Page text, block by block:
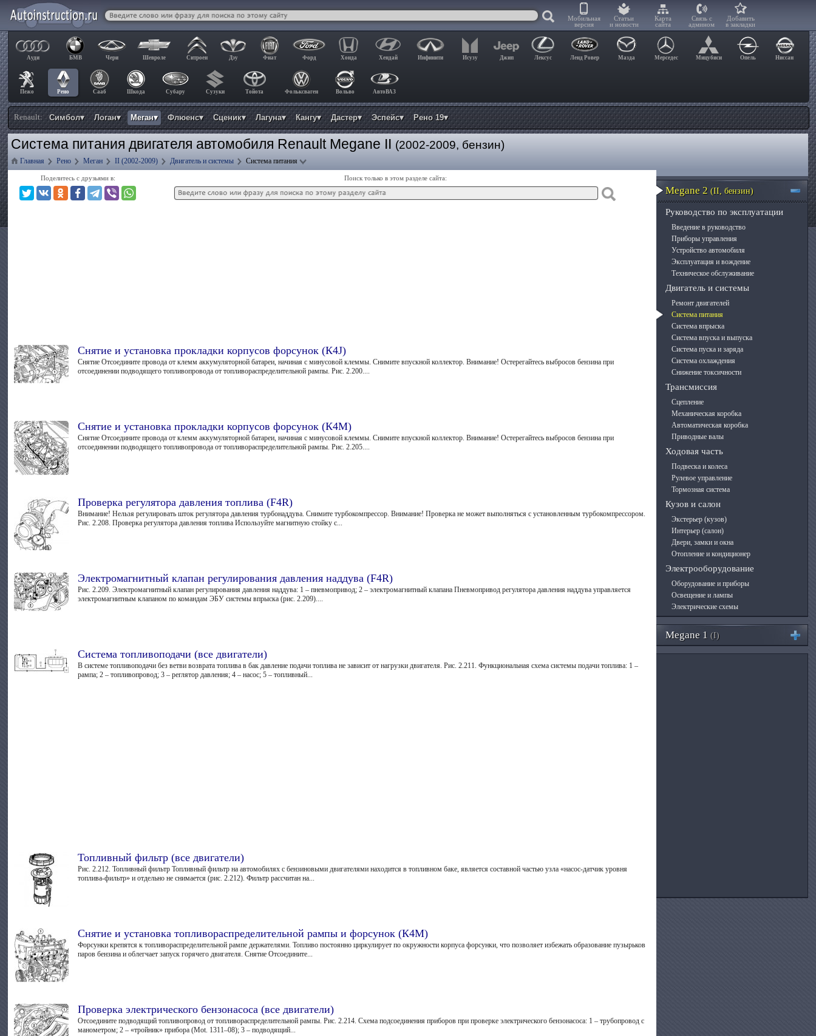
Мобильная
версия
Статьи
и новости
Карта
сайта
Связь с
админом
Добавить
в закладки
Ауди БМВ Чери Шевроле Ситроен Дэу Фиат Форд Хонда Хендай Инфинити Исузу Джип Лексус Ленд Ровер Мазда Мерседес Мицубиси Опель Ниссан
Пежо Рено Сааб Шкода Субару Сузуки Тойота Фольксваген Вольво АвтоВАЗ
Renault: Симбол▾ Логан▾ Меган▾ Флюенс▾ Сценик▾ Лагуна▾ Кангу▾ Дастер▾ Эспейс▾ Рено 19▾
Система питания двигателя автомобиля Renault Megane II (2002-2009, бензин)
Главная Рено Меган II (2002-2009) Двигатель и системы Система питания
Поделитесь с друзьями в: Поиск только в этом разделе сайта:
Снятие и установка прокладки корпусов форсунок (К4J)
Снятие Отсоедините провода от клемм аккумуляторной батареи, начиная с минусовой клеммы. Снимите впускной коллектор. Внимание! Остерегайтесь выбросов бензина при
отсоединении подводящего топливопровода от топливораспределительной рампы. Рис. 2.200....
Снятие и установка прокладки корпусов форсунок (К4М)
Снятие Отсоедините провода от клемм аккумуляторной батареи, начиная с минусовой клеммы. Снимите впускной коллектор. Внимание! Остерегайтесь выбросов бензина при
отсоединении подводящего топливопровода от топливораспределительной рампы. Рис. 2.205....
Проверка регулятора давления топлива (F4R)
Внимание! Нельзя регулировать шток регулятора давления турбонаддува. Снимите турбокомпрессор. Внимание! Проверка не может выполняться с установленным турбокомпрессором.
Рис. 2.208. Проверка регулятора давления топлива Используйте магнитную стойку с...
Электромагнитный клапан регулирования давления наддува (F4R)
Рис. 2.209. Электромагнитный клапан регулирования давления наддува: 1 – пневмопривод; 2 – электромагнитный клапана Пневмопривод регулятора давления наддува управляется
электромагнитным клапаном по командам ЭБУ системы впрыска (рис. 2.209)....
Система топливоподачи (все двигатели)
В системе топливоподачи без ветви возврата топлива в бак давление подачи топлива не зависит от нагрузки двигателя. Рис. 2.211. Функциональная схема системы подачи топлива: 1 –
рампа; 2 – топливопровод; 3 – реглятор давления; 4 – насос; 5 – топливный...
Топливный фильтр (все двигатели)
Рис. 2.212. Топливный фильтр Топливный фильтр на автомобилях с бензиновыми двигателями находится в топливном баке, является составной частью узла «насос-датчик уровня
топлива-фильтр» и отдельно не снимается (рис. 2.212). Фильтр рассчитан на...
Снятие и установка топливораспределительной рампы и форсунок (К4М)
Форсунки крепятся к топливораспределительной рампе держателями. Топливо постоянно циркулирует по окружности корпуса форсунки, что позволяет избежать образование пузырьков
паров бензина и облегчает запуск горячего двигателя. Снятие Отсоедините...
Проверка электрического бензонасоса (все двигатели)
Отсоедините подводящий топливопровод от топливораспределительной рампы. Рис. 2.214. Схема подсоединения приборов при проверке электрического бензонасоса: 1 – трубопровод с
манометром; 2 – «тройник» прибора (Mot. 1311–08); 3 – подводящий...
Megane 2 (II, бензин)
Руководство по эксплуатации
Введение в руководство
Приборы управления
Устройство автомобиля
Эксплуатация и вождение
Техническое обслуживание
Двигатель и системы
Ремонт двигателей
Система питания
Система впрыска
Система впуска и выпуска
Система пуска и заряда
Система охлаждения
Снижение токсичности
Трансмиссия
Сцепление
Механическая коробка
Автоматическая коробка
Приводные валы
Ходовая часть
Подвеска и колеса
Рулевое управление
Тормозная система
Кузов и салон
Экстерьер (кузов)
Интерьер (салон)
Двери, замки и окна
Отопление и кондиционер
Электрооборудование
Оборудование и приборы
Освещение и лампы
Электрические схемы
Megane 1 (I)